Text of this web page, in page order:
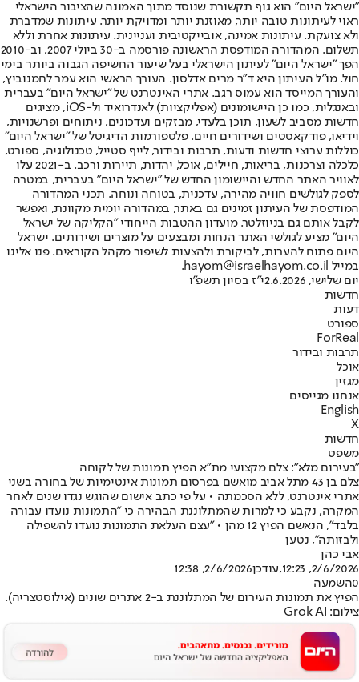
"ישראל היום" הוא גוף תקשורת שנוסד מתוך האמונה שהציבור הישראלי
ראוי לעיתונות טובה יותר, מאוזנת יותר ומדויקת יותר. עיתונות שמדברת
ולא צועקת. עיתונות אמינה, אובייקטיבית ועניינית. עיתונות אחרת וללא
תשלום. המהדורה המודפסת הראשונה פורסמה ב-30 ביולי 2007, וב-2010
הפך "ישראל היום" לעיתון הישראלי בעל שיעור החשיפה הגבוה ביותר בימי
חול. מו"ל העיתון היא ד"ר מרים אדלסון. העורך הראשי הוא עמר לחמנוביץ,
והעורך המייסד הוא עמוס רגב. אתרי האינטרנט של "ישראל היום" בעברית
ובאנגלית, כמו כן היישומונים (אפליקציות) לאנדרואיד ול-iOS, מציגים
חדשות מסביב לשעון, תוכן בלעדי, מבזקים ועדכונים, ניתוחים ופרשנויות,
וידיאו, פודקאסטים ושידורים חיים. פלטפורמות הדיגיטל של "ישראל היום"
כוללות ערוצי חדשות ודעות, תרבות ובידור, לייף סטייל, טכנולוגיה, ספורט,
כלכלה וצרכנות, בריאות, חיילים, אוכל, יהדות, תיירות ורכב. ב-2021 עלו
לאוויר האתר החדש והיישומון החדש של "ישראל היום" בעברית, במטרה
לספק לגולשים חוויה מהירה, עדכנית, בטוחה ונוחה. תכני המהדורה
המודפסת של העיתון זמינים גם באתר, במהדורה יומית מקוונת, ואפשר
לקבל אותם גם בניוזלטר. מועדון ההטבות הייחודי "הקליקה של ישראל
היום" מציע לגולשי האתר הנחות ומבצעים על מוצרים ושירותים. ישראל
היום פתוח להערות, לביקורת ולהצעות לשיפור מקהל הקוראים. פנו אלינו
במייל hayom@israelhayom.co.il.
יום שלישי, 2.6.2026
י"ז בסיון תשפ"ו
חדשות
דעות
ספורט
ForReal
תרבות ובידור
אוכל
מגזין
אנחנו מגייסים
English
X
חדשות
משפט
"בעירום מלא": צלם מקצועי מת"א הפיץ תמונות של לקוחה
צלם בן 43 מתל אביב מואשם בפרסום תמונות אינטימיות של בחורה בשני
אתרי אינטרנט, ללא הסכמתה • על פי כתב אישום שהוגש נגדו שנים לאחר
המקרה, נקבע כי למרות שהמתלוננת הבהירה כי "התמונות נועדו עבורה
בלבד", הנאשם הפיץ 12 מהן • "עצם העלאת התמונות נועדו להשפילה
ולבזותה", נטען
אבי כהן
2/6/2026, 12:23
,עודכן2/6/2026, 12:38
0השמעה
הפיץ את תמונות העירום של המתלוננת ב-2 אתרים שונים (אילוסטצריה).
צילום: Grok AI